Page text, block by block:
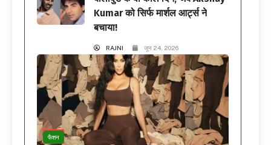
Kumar को सिर्फ मार्शल आर्ट्स ने
बचाया!
RAJNI जून 24, 2026
फैशन